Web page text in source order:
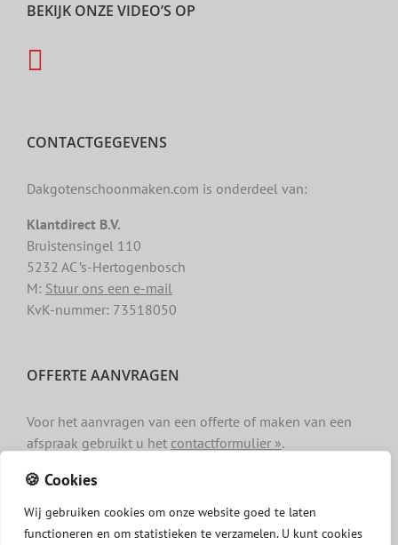
🍪 Cookies
Wij gebruiken cookies om onze website goed te laten
functioneren en om statistieken te verzamelen. U kunt cookies
BEKIJK ONZE VIDEO’S OP
CONTACTGEGEVENS
Dakgotenschoonmaken.com is onderdeel van:
Klantdirect B.V.
Bruistensingel 110
5232 AC ’s-Hertogenbosch
M: Stuur ons een e-mail
KvK-nummer: 73518050
OFFERTE AANVRAGEN
Voor het aanvragen van een offerte of maken van een
afspraak gebruikt u het contactformulier ».